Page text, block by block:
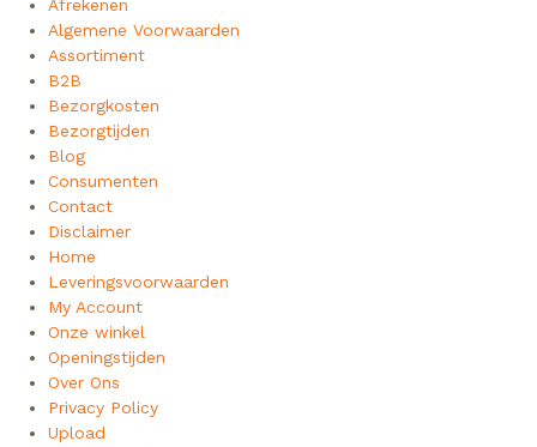
Afrekenen
Algemene Voorwaarden
Assortiment
B2B
Bezorgkosten
Bezorgtijden
Blog
Consumenten
Contact
Disclaimer
Home
Leveringsvoorwaarden
My Account
Onze winkel
Openingstijden
Over Ons
Privacy Policy
Upload